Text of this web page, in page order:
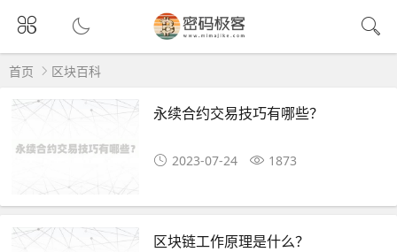
首页 区块百科
永续合约交易技巧有哪些？
2023-07-24 1873
区块链工作原理是什么？